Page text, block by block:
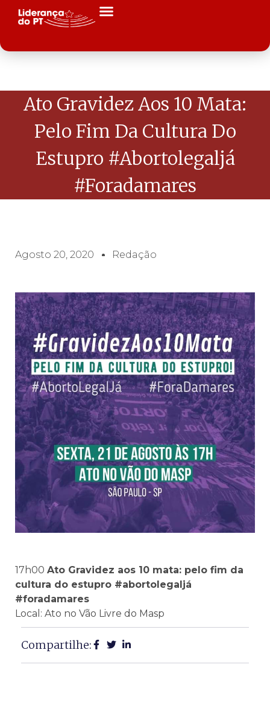
Ato Gravidez Aos 10 Mata:
Pelo Fim Da Cultura Do
Estupro #abortolegaljá
#foradamares
Agosto 20, 2020 Redação
17h00 Ato Gravidez aos 10 mata: pelo fim da
cultura do estupro #abortolegaljá
#foradamares
Local: Ato no Vão Livre do Masp
Compartilhe: